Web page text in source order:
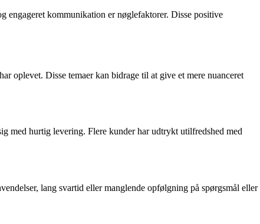
engageret kommunikation er nøglefaktorer. Disse positive
oplevet. Disse temaer kan bidrage til at give et mere nuanceret
med hurtig levering. Flere kunder har udtrykt utilfredshed med
lang svartid eller manglende opfølgning på spørgsmål eller